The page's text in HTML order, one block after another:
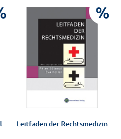
%
Leitfaden der Rechtsmedizin